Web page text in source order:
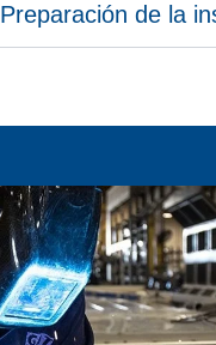
Preparación de la